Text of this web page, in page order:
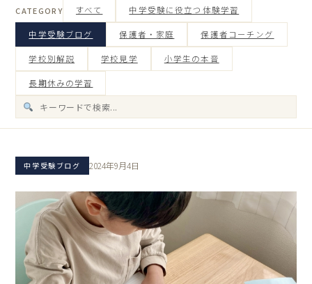
CATEGORY すべて 中学受験に役立つ体験学習
中学受験ブログ 保護者・家庭 保護者コーチング
学校別解説 学校見学 小学生の本音
長期休みの学習
中学受験ブログ 2024年9月4日